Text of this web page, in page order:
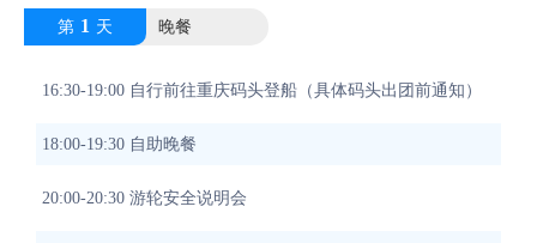
第 1 天 晚餐
16:30-19:00 自行前往重庆码头登船（具体码头出团前通知）
18:00-19:30 自助晚餐
20:00-20:30 游轮安全说明会